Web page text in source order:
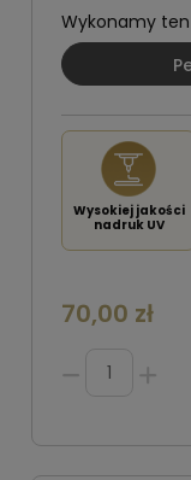
Wykonamy
Wysokiej jakości
nadruk UV
70,00 zł